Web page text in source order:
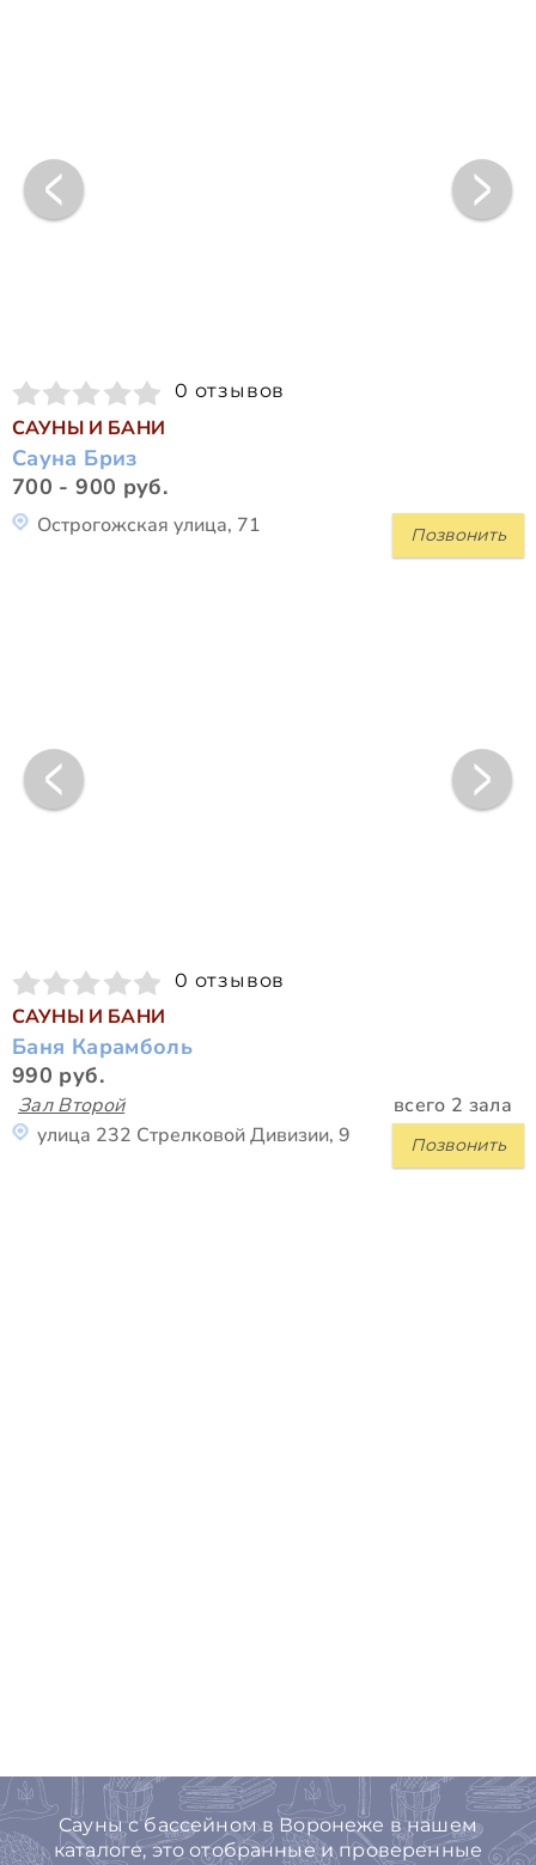
0 отзывов
САУНЫ И БАНИ
Сауна Бриз
700 - 900 руб.
Позвонить
Острогожская улица, 71
0 отзывов
САУНЫ И БАНИ
Баня Карамболь
990 руб.
Зал Второй всего 2 зала
Позвонить
улица 232 Стрелковой Дивизии, 9
Cауны с бассейном в Воронеже в нашем
каталоге, это отобранные и проверенные